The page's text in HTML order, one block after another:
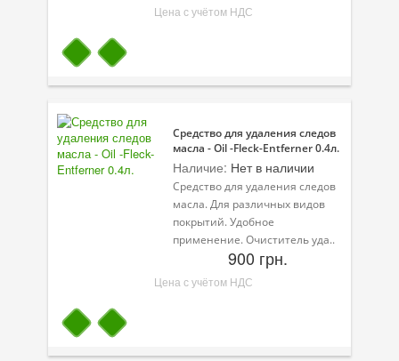
Оружейное масло
Садовая программа
Промышленная программа
Технологические жидкости
Зимняя программа
Цена с учётом НДС
Средство для удаления следов
масла - Oil -Fleck-Entferner 0.4л.
Наличие: Нет в наличии
Средство для удаления следов
масла. Для различных видов
покрытий. Удобное
применение. Очиститель уда..
900 грн.
Цена с учётом НДС